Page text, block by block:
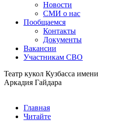
Новости
СМИ о нас
Пообщаемся
Контакты
Документы
Вакансии
Участникам СВО
Театр кукол Кузбасса имени
Аркадия Гайдара
Главная
Читайте